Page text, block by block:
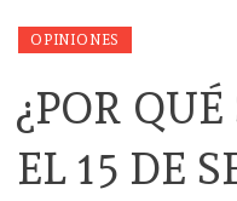
OPINIONES
¿POR QUÉ
EL 15 DE